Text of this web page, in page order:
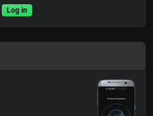
Log in